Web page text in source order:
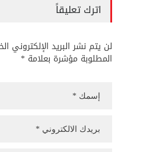
اترك تعليقاً
لن يتم نشر البريد الإلكتروني
المطلوبة مؤشرة بعلامة *